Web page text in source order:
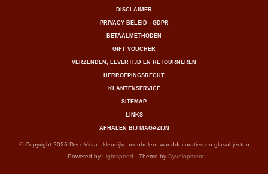
DISCLAIMER
PRIVACY BELEID - GDPR
BETAALMETHODEN
GIFT VOUCHER
VERZENDEN, LEVERTIJD EN RETOURNEREN
HERROEPINGSRECHT
KLANTENSERVICE
SITEMAP
LINKS
AFHALEN BIJ MAGAZIJN
© Copyright 2026 DecoVista - kleurrijke meubelen, wanddecoraties en glasobjecten
- Powered by Lightspeed - Theme by Dyvelopment